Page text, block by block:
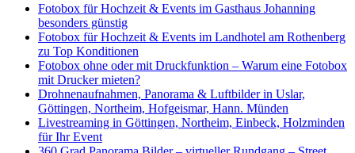
Fotobox für Hochzeit & Events im Gasthaus Johanning
besonders günstig
Fotobox für Hochzeit & Events im Landhotel am Rothenberg
zu Top Konditionen
Fotobox ohne oder mit Druckfunktion – Warum eine Fotobox
mit Drucker mieten?
Drohnenaufnahmen, Panorama & Luftbilder in Uslar,
Göttingen, Northeim, Hofgeismar, Hann. Münden
Livestreaming in Göttingen, Northeim, Einbeck, Holzminden
für Ihr Event